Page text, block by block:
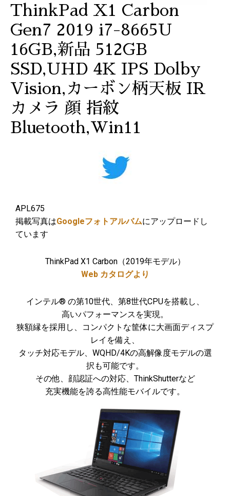
ThinkPad X1 Carbon
Gen7 2019 i7-8665U
16GB,新品 512GB
SSD,UHD 4K IPS Dolby
Vision,カーボン柄天板 IR
カメラ 顔 指紋
Bluetooth,Win11
APL675
掲載写真はGoogleフォトアルバムにアップロードし
ています
ThinkPad X1 Carbon（2019年モデル）
Web カタログより
インテル® の第10世代、第8世代CPUを搭載し、
高いパフォーマンスを実現。
狭額縁を採用し、コンパクトな筐体に大画面ディスプ
レイを備え、
タッチ対応モデル、WQHD/4Kの高解像度モデルの選
択も可能です。
その他、顔認証への対応、ThinkShutterなど
充実機能を誇る高性能モバイルです。